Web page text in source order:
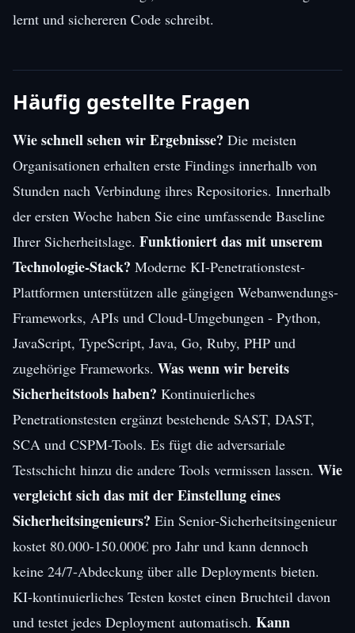
lernt und sichereren Code schreibt.
Häufig gestellte Fragen
Wie schnell sehen wir Ergebnisse? Die meisten
Organisationen erhalten erste Findings innerhalb von
Stunden nach Verbindung ihres Repositories. Innerhalb
der ersten Woche haben Sie eine umfassende Baseline
Ihrer Sicherheitslage. Funktioniert das mit unserem
Technologie-Stack? Moderne KI-Penetrationstest-
Plattformen unterstützen alle gängigen Webanwendungs-
Frameworks, APIs und Cloud-Umgebungen - Python,
JavaScript, TypeScript, Java, Go, Ruby, PHP und
zugehörige Frameworks. Was wenn wir bereits
Sicherheitstools haben? Kontinuierliches
Penetrationstesten ergänzt bestehende SAST, DAST,
SCA und CSPM-Tools. Es fügt die adversariale
Testschicht hinzu die andere Tools vermissen lassen. Wie
vergleicht sich das mit der Einstellung eines
Sicherheitsingenieurs? Ein Senior-Sicherheitsingenieur
kostet 80.000-150.000€ pro Jahr und kann dennoch
keine 24/7-Abdeckung über alle Deployments bieten.
KI-kontinuierliches Testen kostet einen Bruchteil davon
und testet jedes Deployment automatisch. Kann